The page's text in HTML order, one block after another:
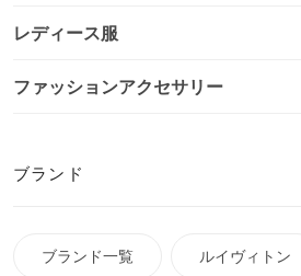
レディース服
ファッションアクセサリー
ブランド
ブランド一覧 ルイヴィトン